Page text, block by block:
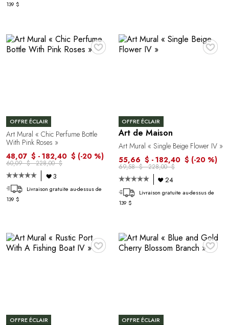
139 $
♥
OFFRE ÉCLAIR
Art Mural « Chic Perfume Bottle
With Pink Roses »
48,07 $ - 182,40 $ (-20 %)
60,09 $ - 228,00 $
3
Livraison gratuite au-dessus de
139 $
♥
OFFRE ÉCLAIR
Art de Maison
Art Mural « Single Beige Flower IV »
55,66 $ - 182,40 $ (-20 %)
69,58 $ - 228,00 $
24
Livraison gratuite au-dessus de
139 $
♥
OFFRE ÉCLAIR
♥
OFFRE ÉCLAIR